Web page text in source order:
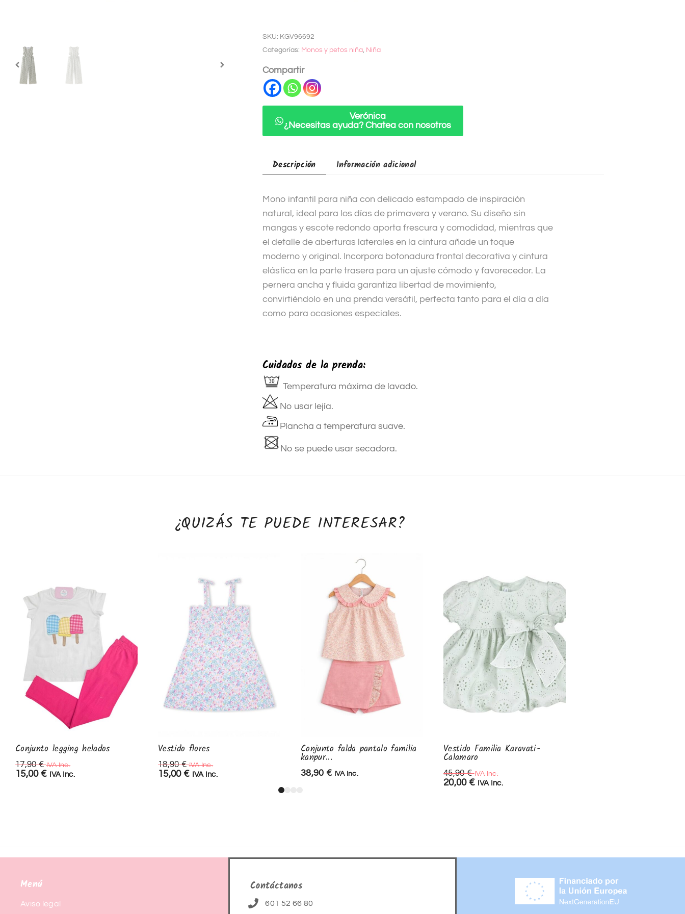
e
r
n
a
t
e
SKU: KGV96692
Categorías: Monos y petos niña Niña
Compartir
Verónica
¿Necesitas ayuda? Chatea con nosotros
Descripción Información adicional
Mono infantil para niña con delicado estampado de inspiración
natural, ideal para los días de primavera y verano. Su diseño sin
mangas y escote redondo aporta frescura y comodidad, mientras que
el detalle de aberturas laterales en la cintura añade un toque
moderno y original. Incorpora botonadura frontal decorativa y cintura
elástica en la parte trasera para un ajuste cómodo y favorecedor. La
pernera ancha y fluida garantiza libertad de movimiento,
convirtiéndolo en una prenda versátil, perfecta tanto para el día a día
como para ocasiones especiales.
Cuidados de la prenda:
Temperatura máxima de lavado.
No usar lejía.
Plancha a temperatura suave.
No se puede usar secadora.
¿QUIZÁS TE PUEDE INTERESAR?
Conjunto legging helados
17,90€ IVA Inc.
15,00 € IVA Inc.
Vestido flores
18,90€ IVA Inc.
15,00 € IVA Inc.
Conjunto falda pantalo familia
kanpur...
38,90 € IVA Inc.
Vestido Familia Karavati-
Calamaro
45,90€ IVA Inc.
20,00 € IVA Inc.
Menú
Aviso legal
Contáctanos
601 52 66 80